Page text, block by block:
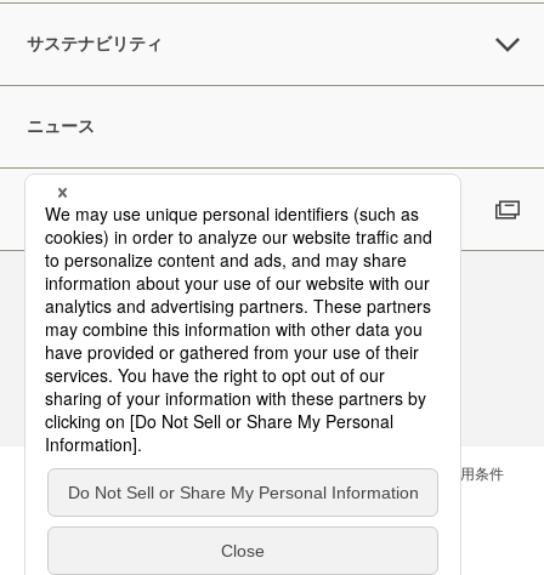
サステナビリティ
ニュース
採用情報
Follow Us
お問い合わせ サイトマップ メールマガジン
ご利用条件
個人情報保護方針